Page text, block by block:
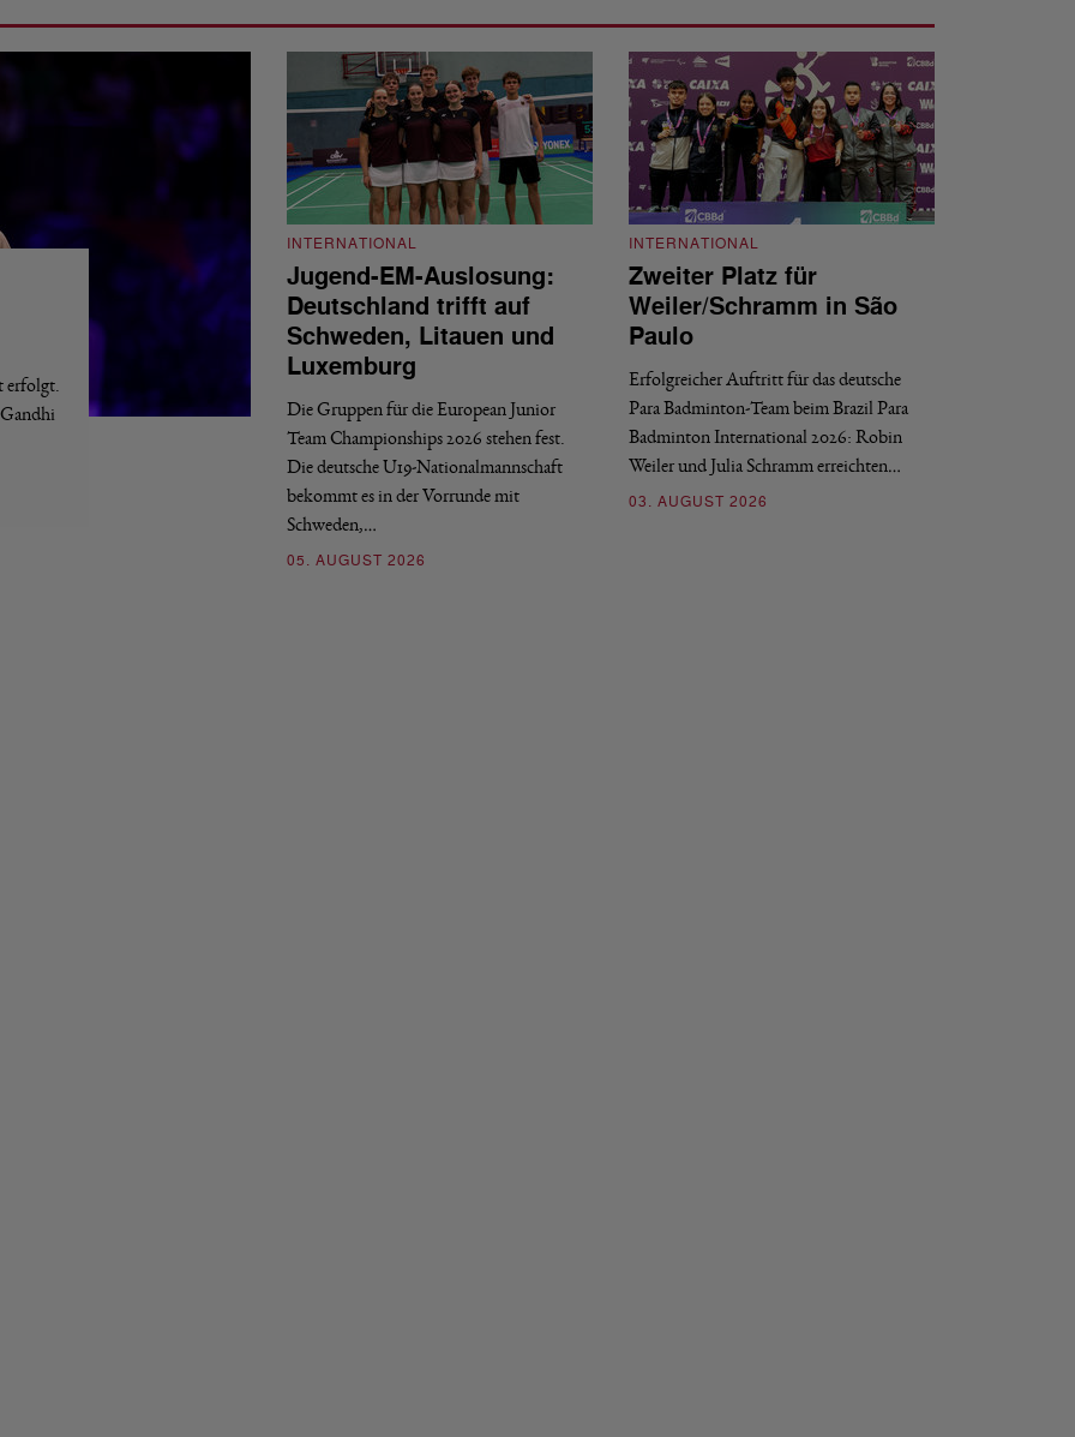
erfolgt.
INTERNATIONAL
Jugend-EM-Auslosung:
Deutschland trifft auf
Schweden, Litauen und
Luxemburg
Die Gruppen für die European Junior
Team Championships 2026 stehen fest.
Die deutsche U19-Nationalmannschaft
bekommt es in der Vorrunde mit
Schweden,…
05. AUGUST 2026
INTERNATIONAL
Zweiter Platz für
Weiler/Schramm in São
Paulo
Erfolgreicher Auftritt für das deutsche
Para Badminton-Team beim Brazil Para
Badminton International 2026: Robin
Weiler und Julia Schramm erreichten…
03. AUGUST 2026